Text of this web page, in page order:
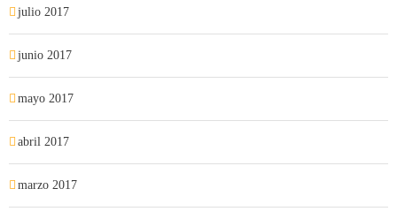
julio 2017
junio 2017
mayo 2017
abril 2017
marzo 2017